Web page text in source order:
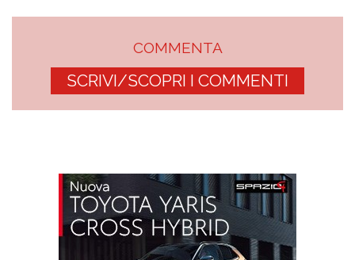
COMMENTA
SCRIVI/SCOPRI I COMMENTI